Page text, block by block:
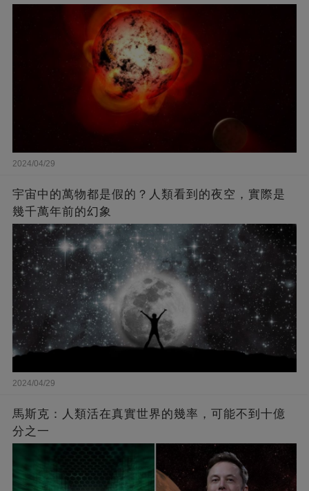
2024/04/29
宇宙中的萬物都是假的？人類看到的夜空，實際是
幾千萬年前的幻象
2024/04/29
馬斯克：人類活在真實世界的幾率，可能不到十億
分之一